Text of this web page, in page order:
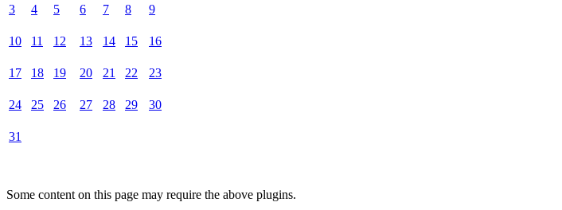
3 4 5 6 7 8 9
10 11 12 13 14 15 16
17 18 19 20 21 22 23
24 25 26 27 28 29 30
31
Some content on this page may require the above plugins.